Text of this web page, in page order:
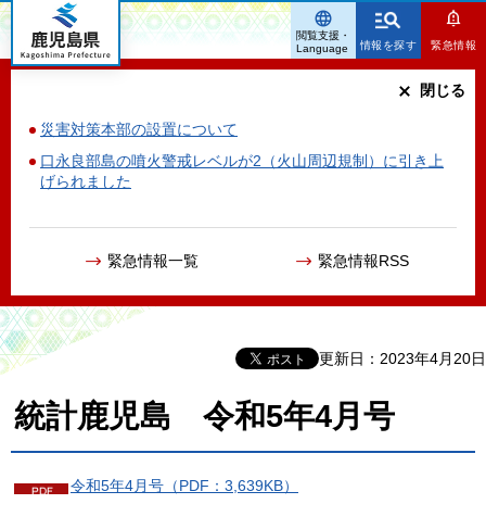
鹿児島県
情報を探す 緊急情報
災害対策本部の設置について
口永良部島の噴火警戒レベルが2（火山周辺規制）に引き上
げられました
緊急情報一覧 緊急情報RSS
閉じる
閲覧支援・
Language
更新日：2023年4月20日
統計鹿児島 令和5年4月号
令和5年4月号（PDF：3,639KB）